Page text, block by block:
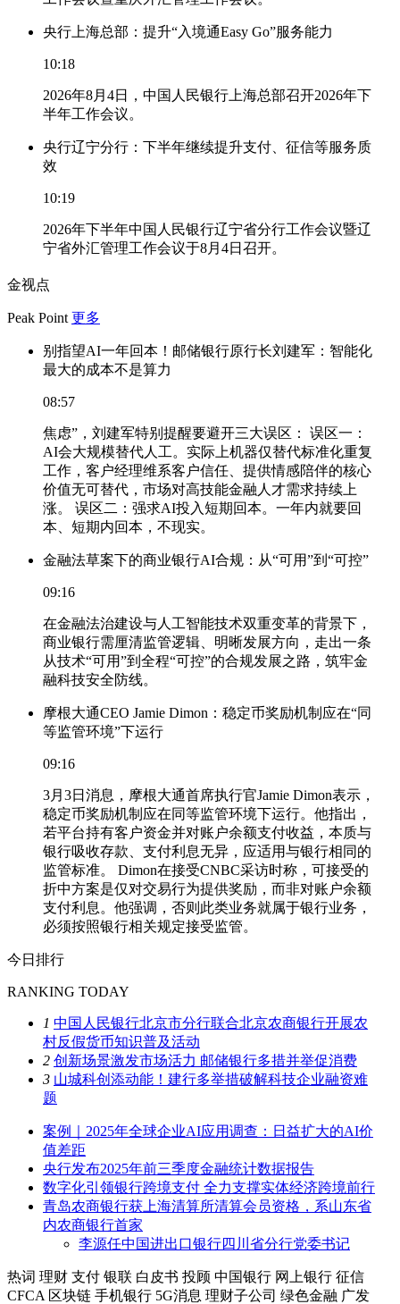
央行上海总部：提升“入境通Easy Go”服务能力
10:18
2026年8月4日，中国人民银行上海总部召开2026年下
半年工作会议。
央行辽宁分行：下半年继续提升支付、征信等服务质
效
10:19
2026年下半年中国人民银行辽宁省分行工作会议暨辽
宁省外汇管理工作会议于8月4日召开。
金视点
Peak Point 更多
别指望AI一年回本！邮储银行原行长刘建军：智能化
最大的成本不是算力
08:57
焦虑”，刘建军特别提醒要避开三大误区： 误区一：
AI会大规模替代人工。实际上机器仅替代标准化重复
工作，客户经理维系客户信任、提供情感陪伴的核心
价值无可替代，市场对高技能金融人才需求持续上
涨。 误区二：强求AI投入短期回本。一年内就要回
本、短期内回本，不现实。
金融法草案下的商业银行AI合规：从“可用”到“可控”
09:16
在金融法治建设与人工智能技术双重变革的背景下，
商业银行需厘清监管逻辑、明晰发展方向，走出一条
从技术“可用”到全程“可控”的合规发展之路，筑牢金
融科技安全防线。
摩根大通CEO Jamie Dimon：稳定币奖励机制应在“同
等监管环境”下运行
09:16
3月3日消息，摩根大通首席执行官Jamie Dimon表示，
稳定币奖励机制应在同等监管环境下运行。他指出，
若平台持有客户资金并对账户余额支付收益，本质与
银行吸收存款、支付利息无异，应适用与银行相同的
监管标准。 Dimon在接受CNBC采访时称，可接受的
折中方案是仅对交易行为提供奖励，而非对账户余额
支付利息。他强调，否则此类业务就属于银行业务，
必须按照银行相关规定接受监管。
今日排行
RANKING TODAY
1 中国人民银行北京市分行联合北京农商银行开展农
村反假货币知识普及活动
2 创新场景激发市场活力 邮储银行多措并举促消费
3 山城科创添动能！建行多举措破解科技企业融资难
题
案例｜2025年全球企业AI应用调查：日益扩大的AI价
值差距
央行发布2025年前三季度金融统计数据报告
数字化引领银行跨境支付 全力支撑实体经济跨境前行
青岛农商银行获上海清算所清算会员资格，系山东省
内农商银行首家
李源任中国进出口银行四川省分行党委书记
热词 理财 支付 银联 白皮书 投顾 中国银行 网上银行 征信
CFCA 区块链 手机银行 5G消息 理财子公司 绿色金融 广发